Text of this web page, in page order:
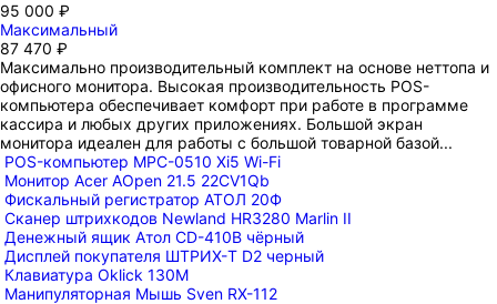
95 000 ₽
Максимальный
87 470 ₽
Максимально производительный комплект на основе неттопа и
офисного монитора. Высокая производительность POS-
компьютера обеспечивает комфорт при работе в программе
кассира и любых других приложениях. Большой экран
монитора идеален для работы с большой товарной базой...
POS-компьютер MPC-0510 Xi5 Wi-Fi
Монитор Acer AOpen 21.5 22CV1Qb
Фискальный регистратор АТОЛ 20Ф
Сканер штрихкодов Newland HR3280 Marlin II
Денежный ящик Атол CD-410B чёрный
Дисплей покупателя ШТРИХ-T D2 черный
Клавиатура Oklick 130M
Манипуляторная Мышь Sven RX-112